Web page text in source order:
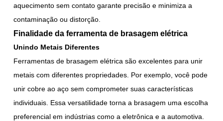
aquecimento sem contato garante precisão e minimiza a
contaminação ou distorção.
Finalidade da ferramenta de brasagem elétrica
Unindo Metais Diferentes
Ferramentas de brasagem elétrica são excelentes para unir
metais com diferentes propriedades. Por exemplo, você pode
unir cobre ao aço sem comprometer suas características
individuais. Essa versatilidade torna a brasagem uma escolha
preferencial em indústrias como a eletrônica e a automotiva.